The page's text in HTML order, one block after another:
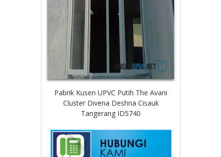
Pabrik Kusen UPVC Putih The Avani
Cluster Divena Deshna Cisauk
Tangerang ID5740